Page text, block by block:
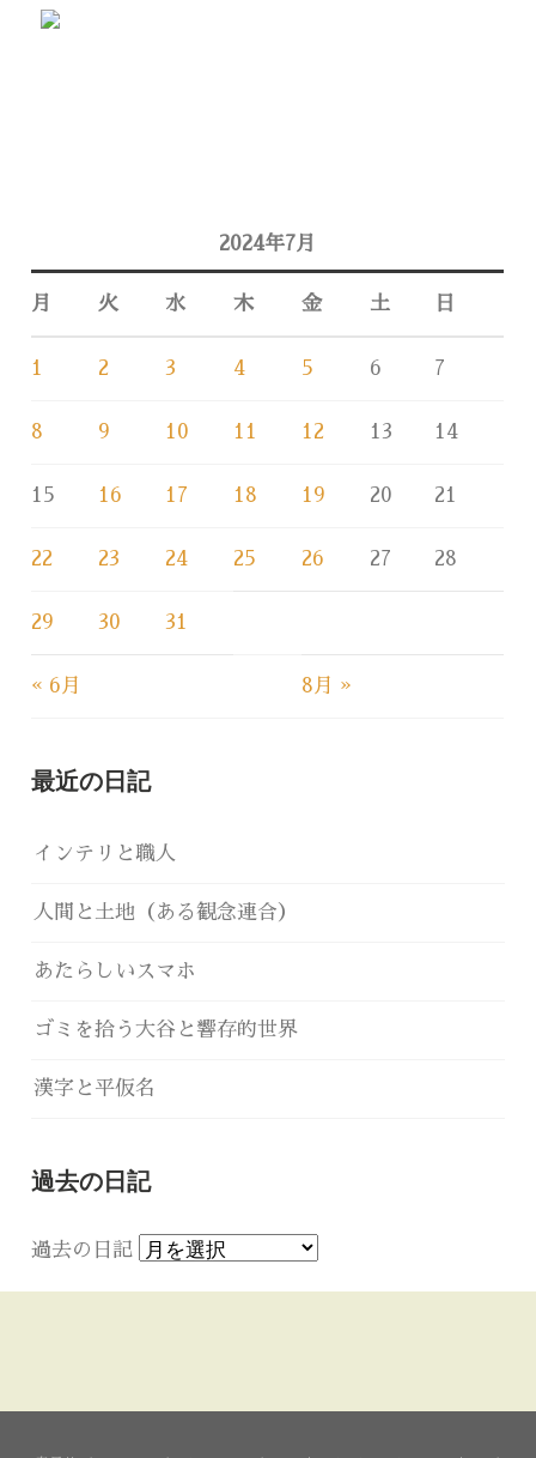
2024年7月
月 火 水 木 金 土 日
« 6月 8月 »
1 2 3 4 5 6 7
8 9 10 11 12 13 14
15 16 17 18 19 20 21
22 23 24 25 26 27 28
29 30 31
最近の日記
インテリと職人
人間と土地（ある観念連合）
あたらしいスマホ
ゴミを拾う大谷と響存的世界
漢字と平仮名
過去の日記
過去の日記